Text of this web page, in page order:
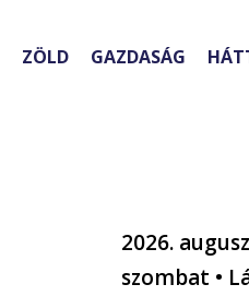
ZÖLD GAZDASÁG
2026.
szombat •